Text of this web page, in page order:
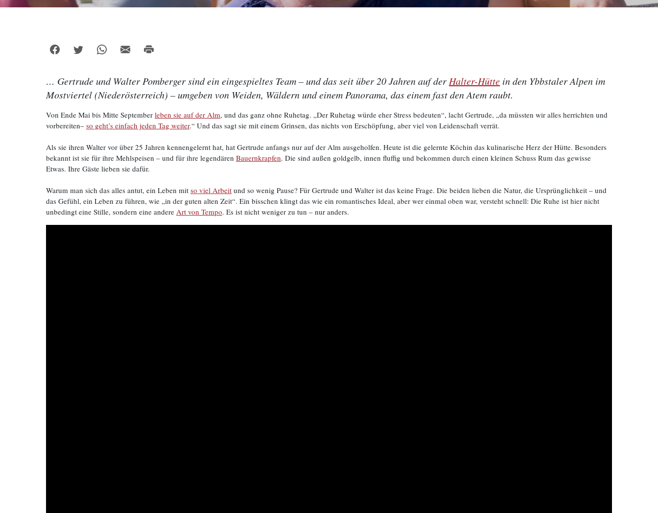
… Gertrude und Walter Pomberger sind ein eingespieltes Team – und das seit über 20 Jahren auf der Halter-Hütte in den Ybbstaler Alpen im
Mostviertel (Niederösterreich) – umgeben von Weiden, Wäldern und einem Panorama, das einem fast den Atem raubt.
Von Ende Mai bis Mitte September leben sie auf der Alm, und das ganz ohne Ruhetag. „Der Ruhetag würde eher Stress bedeuten“, lacht Gertrude, „da müssten wir alles herrichten und
vorbereiten– so geht’s einfach jeden Tag weiter.“ Und das sagt sie mit einem Grinsen, das nichts von Erschöpfung, aber viel von Leidenschaft verrät.
Als sie ihren Walter vor über 25 Jahren kennengelernt hat, hat Gertrude anfangs nur auf der Alm ausgeholfen. Heute ist die gelernte Köchin das kulinarische Herz der Hütte. Besonders
bekannt ist sie für ihre Mehlspeisen – und für ihre legendären Bauernkrapfen. Die sind außen goldgelb, innen fluffig und bekommen durch einen kleinen Schuss Rum das gewisse
Etwas. Ihre Gäste lieben sie dafür.
Warum man sich das alles antut, ein Leben mit so viel Arbeit und so wenig Pause? Für Gertrude und Walter ist das keine Frage. Die beiden lieben die Natur, die Ursprünglichkeit – und
das Gefühl, ein Leben zu führen, wie „in der guten alten Zeit“. Ein bisschen klingt das wie ein romantisches Ideal, aber wer einmal oben war, versteht schnell: Die Ruhe ist hier nicht
unbedingt eine Stille, sondern eine andere Art von Tempo. Es ist nicht weniger zu tun – nur anders.